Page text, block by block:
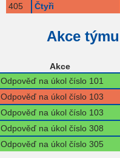
405
Čtyři
Akce
Akce
Odpověď na úkol číslo 101
Odpověď na úkol číslo 103
Odpověď na úkol číslo 103
Odpověď na úkol číslo 308
Odpověď na úkol číslo 305